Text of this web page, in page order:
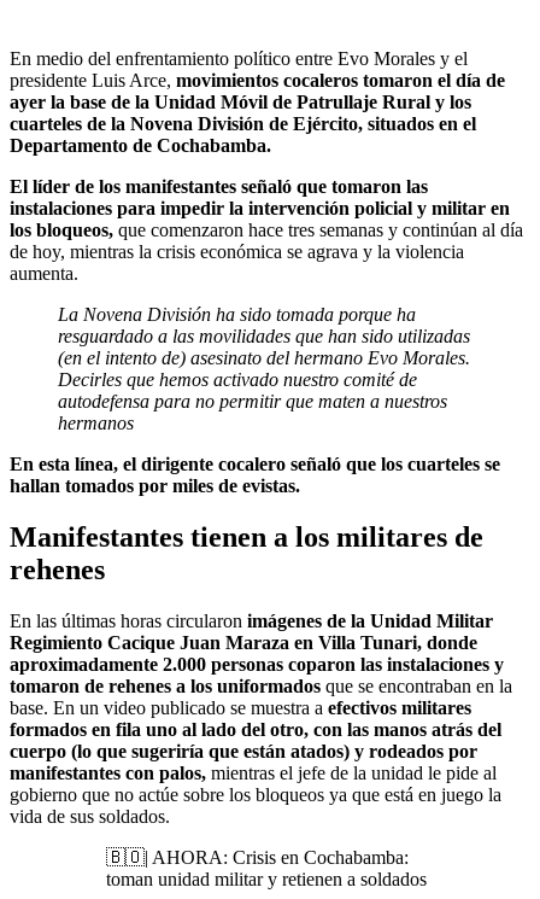
En medio del enfrentamiento político entre Evo Morales y el
presidente Luis Arce, movimientos cocaleros tomaron el día de
ayer la base de la Unidad Móvil de Patrullaje Rural y los
cuarteles de la Novena División de Ejército, situados en el
Departamento de Cochabamba.
El líder de los manifestantes señaló que tomaron las
instalaciones para impedir la intervención policial y militar en
los bloqueos, que comenzaron hace tres semanas y continúan al día
de hoy, mientras la crisis económica se agrava y la violencia
aumenta.
La Novena División ha sido tomada porque ha
resguardado a las movilidades que han sido utilizadas
(en el intento de) asesinato del hermano Evo Morales.
Decirles que hemos activado nuestro comité de
autodefensa para no permitir que maten a nuestros
hermanos
En esta línea, el dirigente cocalero señaló que los cuarteles se
hallan tomados por miles de evistas.
Manifestantes tienen a los militares de
rehenes
En las últimas horas circularon imágenes de la Unidad Militar
Regimiento Cacique Juan Maraza en Villa Tunari, donde
aproximadamente 2.000 personas coparon las instalaciones y
tomaron de rehenes a los uniformados que se encontraban en la
base. En un video publicado se muestra a efectivos militares
formados en fila uno al lado del otro, con las manos atrás del
cuerpo (lo que sugeriría que están atados) y rodeados por
manifestantes con palos, mientras el jefe de la unidad le pide al
gobierno que no actúe sobre los bloqueos ya que está en juego la
vida de sus soldados.
🇧🇴| AHORA: Crisis en Cochabamba:
toman unidad militar y retienen a soldados